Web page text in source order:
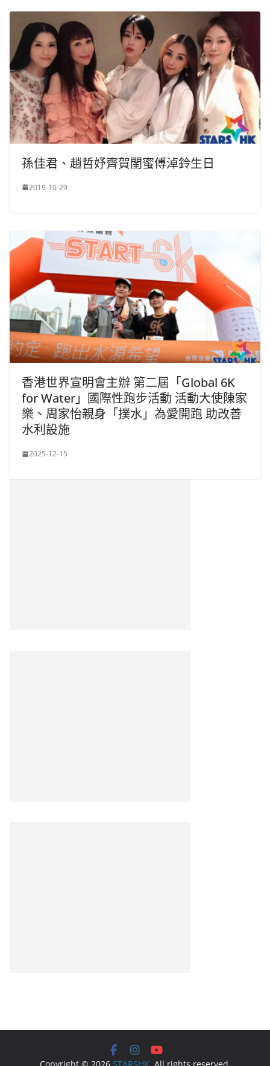
孫佳君、趙哲妤齊賀閨蜜傅淖鈴生日
2019-10-29
香港世界宣明會主辦 第二屆「Global 6K
for Water」國際性跑步活動 活動大使陳家
樂、周家怡親身「撲水」為愛開跑 助改善
水利設施
2025-12-15